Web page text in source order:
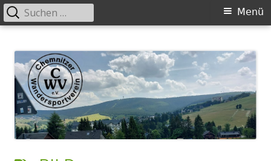
zum
Inhalt
eV.
Primäres
Menü
Suchen
nach: